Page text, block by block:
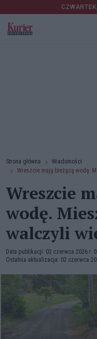
Strona główna
Wiadomości
Wreszcie mają bieżącą wodę.
Wreszcie
wodę.
walczyli
Data publikacji: 02 czerwca 2026 r.
Ostatnia aktualizacja: 02 czerwca